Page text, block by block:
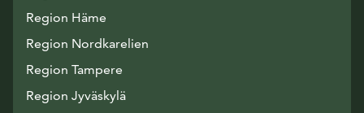
Region Häme
Region Nordkarelien
Region Tampere
Region Jyväskylä